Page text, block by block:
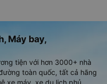
Máy bay,
tiện với hơn 3000+ nhà
toàn quốc, tất cả hãng
xe máy, xe du lịch phủ